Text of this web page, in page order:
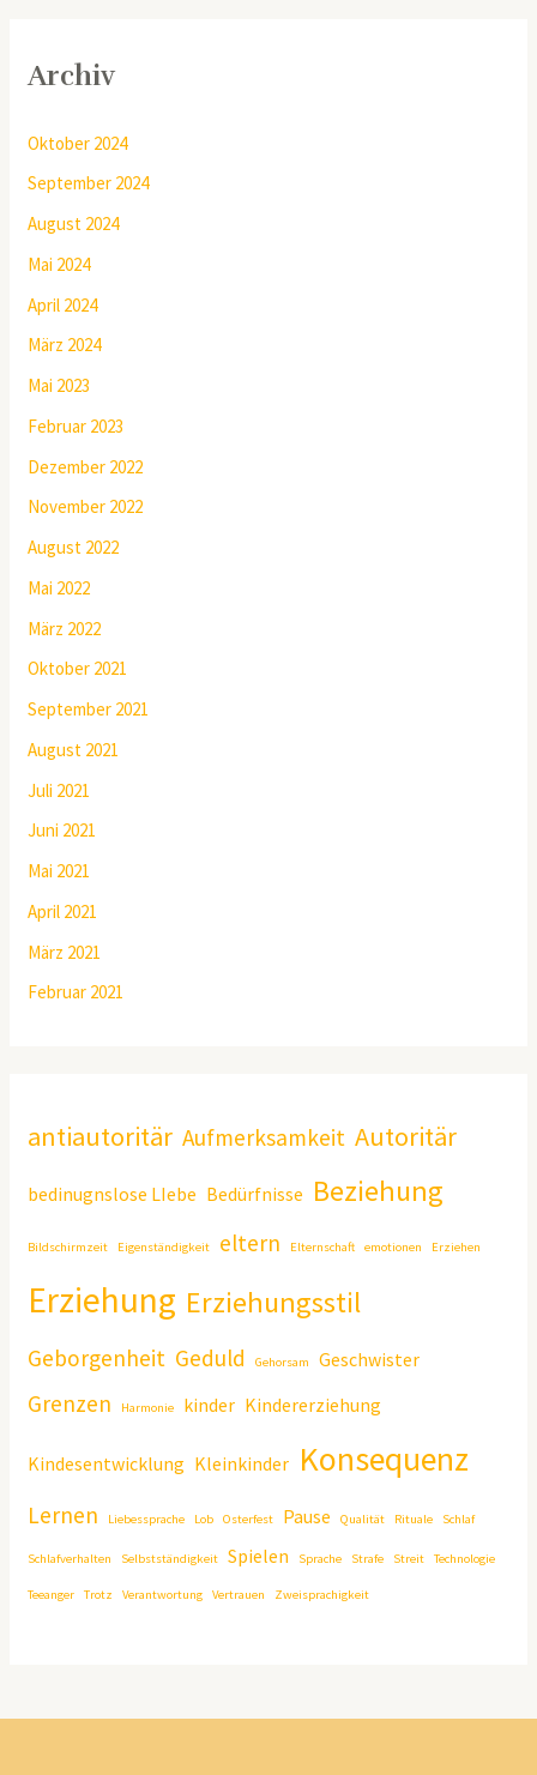
Archiv
Oktober 2024
September 2024
August 2024
Mai 2024
April 2024
März 2024
Mai 2023
Februar 2023
Dezember 2022
November 2022
August 2022
Mai 2022
März 2022
Oktober 2021
September 2021
August 2021
Juli 2021
Juni 2021
Mai 2021
April 2021
März 2021
Februar 2021
antiautoritär Aufmerksamkeit Autoritär
bedinugnslose LIebe Bedürfnisse Beziehung
Bildschirmzeit Eigenständigkeit eltern Elternschaft emotionen Erziehen
Erziehung Erziehungsstil
Geborgenheit Geduld Gehorsam Geschwister
Grenzen Harmonie kinder Kindererziehung
Kindesentwicklung Kleinkinder Konsequenz
Lernen Liebessprache Lob Osterfest Pause Qualität Rituale Schlaf
Schlafverhalten Selbstständigkeit Spielen Sprache Strafe Streit Technologie
Teeanger Trotz Verantwortung Vertrauen Zweisprachigkeit